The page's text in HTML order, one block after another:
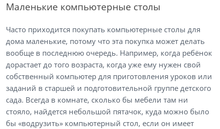
Маленькие компьютерные столы
Часто приходится покупать компьютерные столы для
дома маленькие, потому что эта покупка может делать
вообще в последнюю очередь. Например, когда ребёнок
дорастает до того возраста, когда уже ему нужен свой
собственный компьютер для приготовления уроков или
заданий в старшей и подготовительной группе детского
сада. Всегда в комнате, сколько бы мебели там ни
стояло, найдется небольшой пятачок, куда можно было
бы «водрузить» компьютерный стол, если он имеет